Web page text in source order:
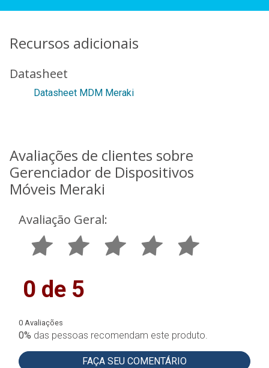
Recursos adicionais
Datasheet
Datasheet MDM Meraki
Avaliações de clientes sobre
Gerenciador de Dispositivos
Móveis Meraki
Avaliação Geral:
0 de 5
0 Avaliações
0% das pessoas recomendam este produto.
FAÇA SEU COMENTÁRIO